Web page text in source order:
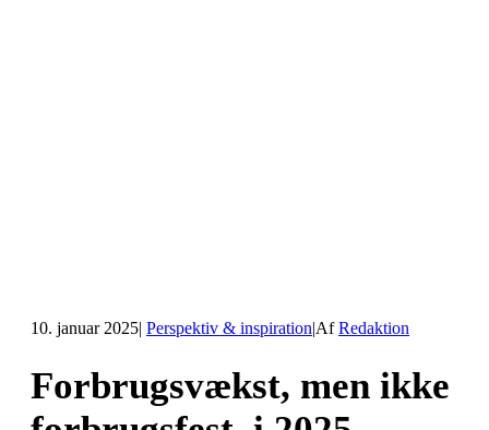
10. januar 2025| Perspektiv & inspiration|AfRedaktion
Forbrugsvækst, men ikke